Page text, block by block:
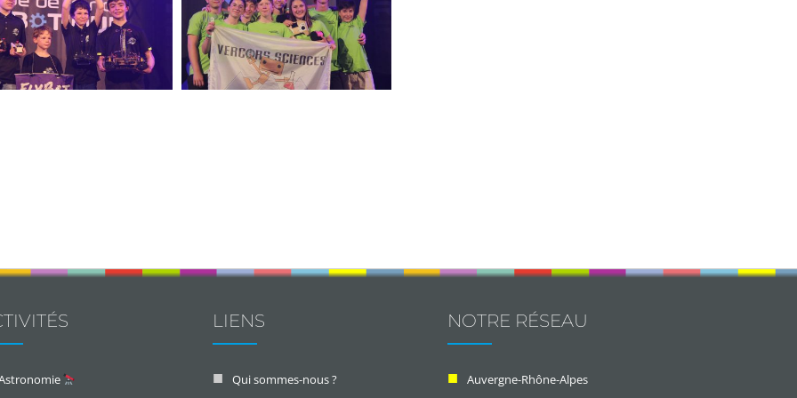
LIENS
Qui sommes-nous ?
NOTRE RÉSEAU
Auvergne-Rhône-Alpes